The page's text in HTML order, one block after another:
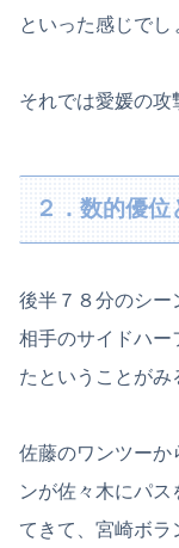
といった感じでし
それでは愛媛の攻
２．数的優
後半７８分のシー
相手のサイドハー
たということがみ
佐藤のワンツーか
ンが佐々木にパ
てきて、宮崎ボラ